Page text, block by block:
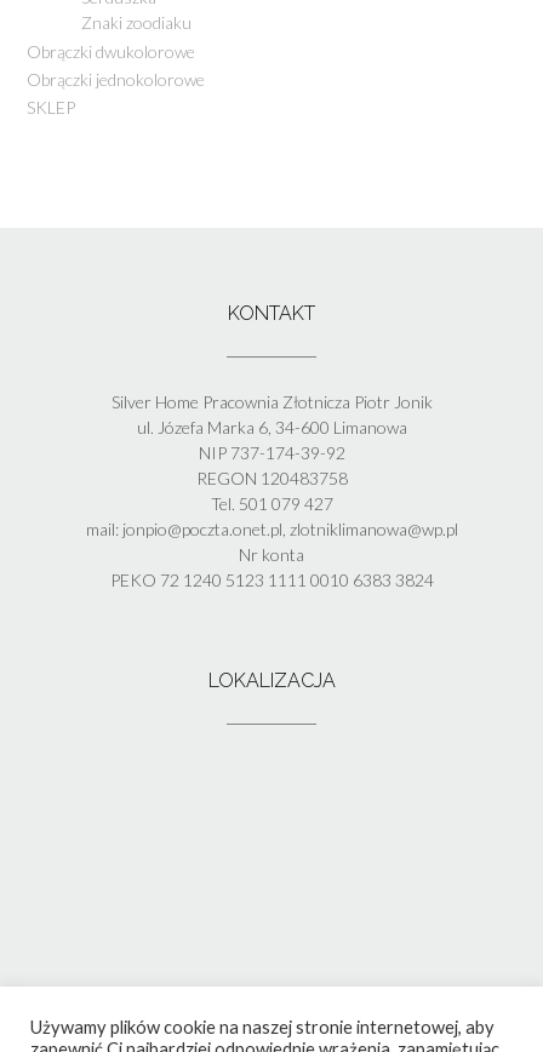
Znaki zoodiaku
Obrączki dwukolorowe
Obrączki jednokolorowe
SKLEP
KONTAKT
Silver Home Pracownia Złotnicza Piotr Jonik
ul. Józefa Marka 6, 34-600 Limanowa
NIP 737-174-39-92
REGON 120483758
Tel. 501 079 427
mail: jonpio@poczta.onet.pl, zlotniklimanowa@wp.pl
Nr konta
PEKO 72 1240 5123 1111 0010 6383 3824
LOKALIZACJA
Używamy plików cookie na naszej stronie internetowej, aby